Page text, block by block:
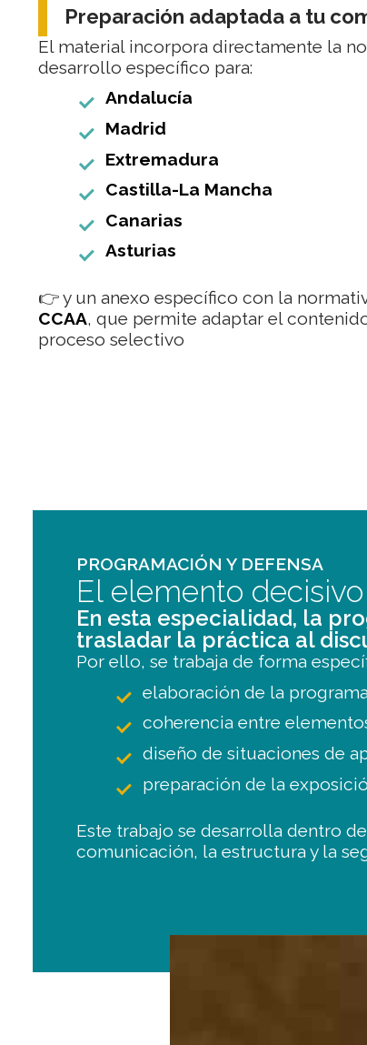
Preparación adaptada a tu
El material incorpora directamente la
desarrollo específico para:
Andalucía
Madrid
Extremadura
Castilla-La Mancha
Canarias
Asturias
👉y un anexo específico con la
CCAA, que permite adaptar el
proceso selectivo
PROGRAMACIÓN Y DEFENSA
El elemento
En esta especialidad, la
trasladar la práctica al
Por ello, se trabaja de forma
elaboración de la
coherencia entre
diseño de situaciones de
preparación de la
Este trabajo se desarrolla dentro
comunicación, la estructura y la